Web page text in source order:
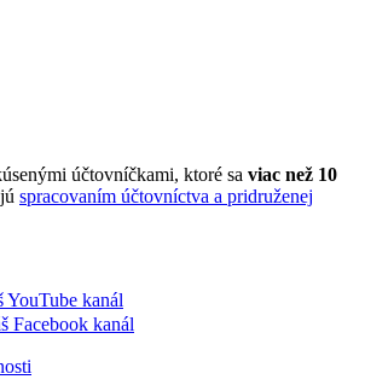
účtovníčkami, ktoré sa viac než 10
spracovaním účtovníctva a pridruženej
YouTube kanál
Facebook kanál